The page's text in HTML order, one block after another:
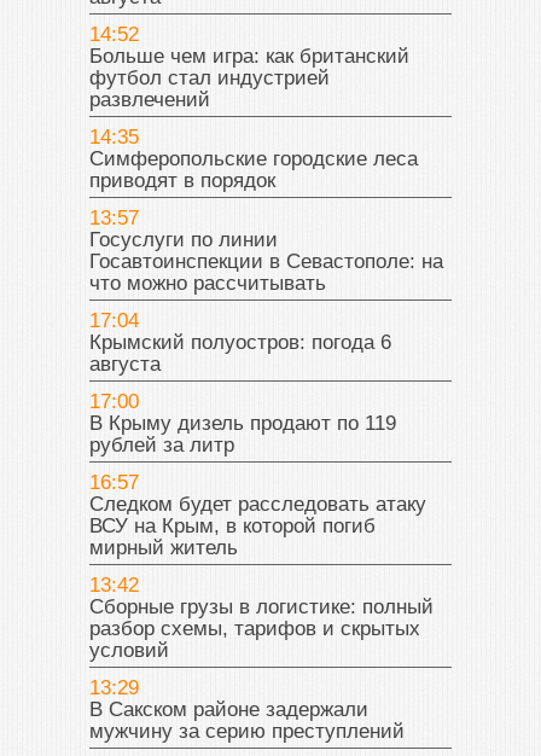
14:52
Больше чем игра: как британский
футбол стал индустрией
развлечений
14:35
Симферопольские городские леса
приводят в порядок
13:57
Госуслуги по линии
Госавтоинспекции в Севастополе: на
что можно рассчитывать
17:04
Крымский полуостров: погода 6
августа
17:00
В Крыму дизель продают по 119
рублей за литр
16:57
Следком будет расследовать атаку
ВСУ на Крым, в которой погиб
мирный житель
13:42
Сборные грузы в логистике: полный
разбор схемы, тарифов и скрытых
условий
13:29
В Сакском районе задержали
мужчину за серию преступлений